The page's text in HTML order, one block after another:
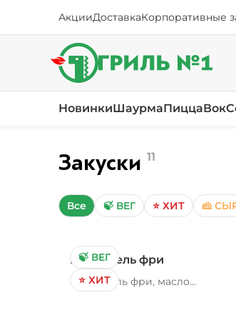
АкцииДоставкаКорпоративные
НовинкиШаурмаПиццаВок
Закуски 11
Все 🍃 ВЕГ ⭐ ХИТ 🧀
🍃 ВЕГ
⭐ ХИТ
Картофель фри
Картофель фри, масло
растительное, соль